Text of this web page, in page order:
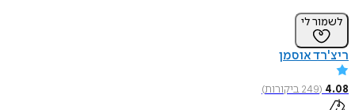
לי
אוסמן
249ביקורות)